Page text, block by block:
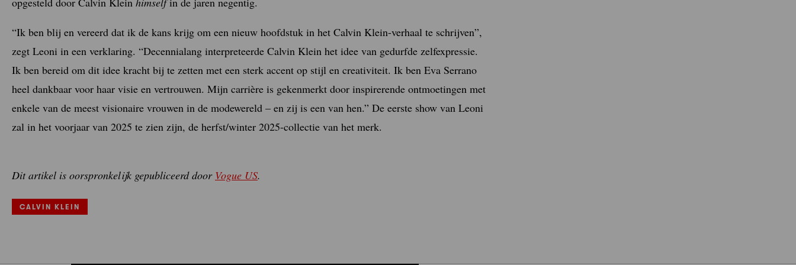
“Ik ben blij en vereerd dat ik de kans krijg om een nieuw hoofdstuk in het Calvin Klein-verhaal te schrijven”,
zegt Leoni in een verklaring. “Decennialang interpreteerde Calvin Klein het idee van gedurfde zelfexpressie.
Ik ben bereid om dit idee kracht bij te zetten met een sterk accent op stijl en creativiteit. Ik ben Eva Serrano
heel dankbaar voor haar visie en vertrouwen. Mijn carrière is gekenmerkt door inspirerende ontmoetingen met
enkele van de meest visionaire vrouwen in de modewereld – en zij is een van hen.” De eerste show van Leoni
zal in het voorjaar van 2025 te zien zijn, de herfst/winter 2025-collectie van het merk.
Dit artikel is oorspronkelijk gepubliceerd door Vogue US.
CALVIN KLEIN